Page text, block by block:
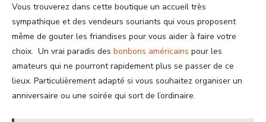
Vous trouverez dans cette boutique un accueil très
sympathique et des vendeurs souriants qui vous proposent
même de gouter les friandises pour vous aider à faire votre
choix. Un vrai paradis des bonbons américains pour les
amateurs qui ne pourront rapidement plus se passer de ce
lieux. Particulièrement adapté si vous souhaitez organiser un
anniversaire ou une soirée qui sort de l’ordinaire.